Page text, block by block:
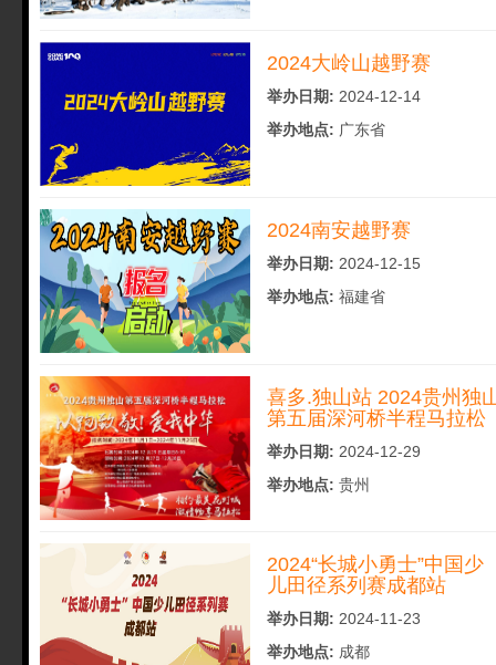
2024大岭山越野赛
举办日期: 2024-12-14
举办地点: 广东省
2024南安越野赛
举办日期: 2024-12-15
举办地点: 福建省
喜多.独山站 2024贵州独
第五届深河桥半程马拉松
举办日期: 2024-12-29
举办地点: 贵州
2024“长城小勇士”中国少
儿田径系列赛成都站
举办日期: 2024-11-23
举办地点: 成都